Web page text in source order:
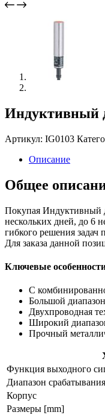
Индуктивный
Артикул: IG0103
Описание
Общее
Покупая Индуктивный
нескольких дней, до 6
гибкого решения
Для заказа данной
Ключевые
С
Большой
Двухпроводная
Широкий
Прочный
Функция выходного
Диапазон
Корпус
Размеры [mm]